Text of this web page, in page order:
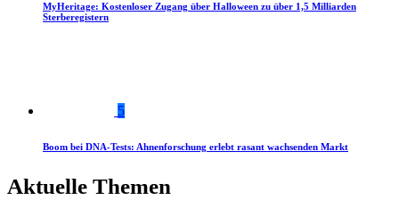
MyHeritage: Kostenloser Zugang über Halloween zu über 1,5 Milliarden
Sterberegistern
5
Boom bei DNA-Tests: Ahnenforschung erlebt rasant wachsenden Markt
Aktuelle Themen